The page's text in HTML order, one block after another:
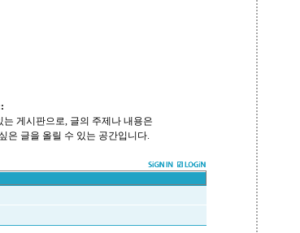
게시판으로, 글의 주제나 내용은
은 글을 올릴 수 있는 공간입니다.